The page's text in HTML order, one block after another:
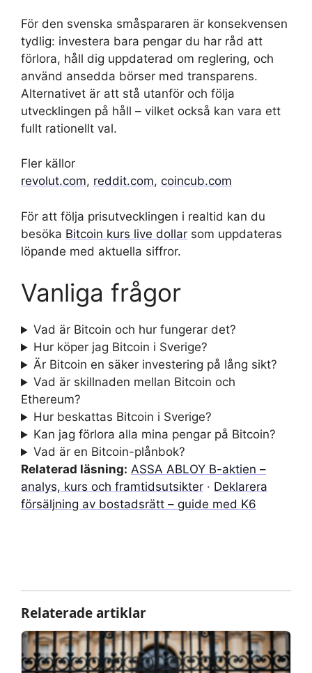
För den svenska småspararen är konsekvensen
tydlig: investera bara pengar du har råd att
förlora, håll dig uppdaterad om reglering, och
använd ansedda börser med transparens.
Alternativet är att stå utanför och följa
utvecklingen på håll – vilket också kan vara ett
fullt rationellt val.
Fler källor
revolut.com, reddit.com, coincub.com
För att följa prisutvecklingen i realtid kan du
besöka Bitcoin kurs live dollar som uppdateras
löpande med aktuella siffror.
Vanliga frågor
Vad är Bitcoin och hur fungerar det?
Hur köper jag Bitcoin i Sverige?
Är Bitcoin en säker investering på lång sikt?
Vad är skillnaden mellan Bitcoin och
Ethereum?
Hur beskattas Bitcoin i Sverige?
Kan jag förlora alla mina pengar på Bitcoin?
Vad är en Bitcoin-plånbok?
Relaterad läsning: ASSA ABLOY B-aktien –
analys, kurs och framtidsutsikter · Deklarera
försäljning av bostadsrätt – guide med K6
Relaterade artiklar